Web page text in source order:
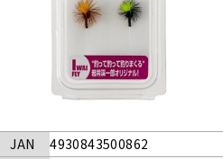
JAN
4930843500862